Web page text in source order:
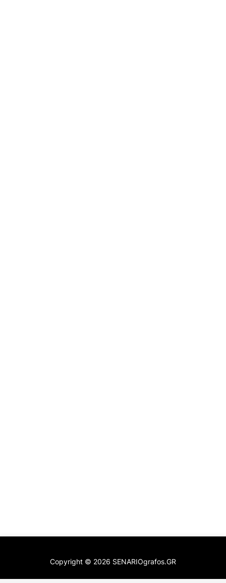
Copyright © 2026 SENARIOgrafos.GR